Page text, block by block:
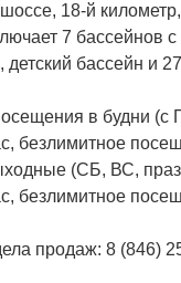
18-й
7 бассейнов
бассейн и
в будни
безлимитное
(СБ, ВС,
безлимитное
продаж: 8 (846)